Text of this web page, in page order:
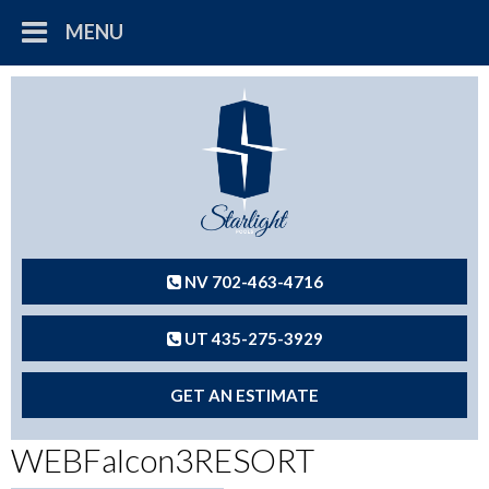
MENU
NV 702-463-4716
UT 435-275-3929
GET AN ESTIMATE
WEBFalcon3RESORT